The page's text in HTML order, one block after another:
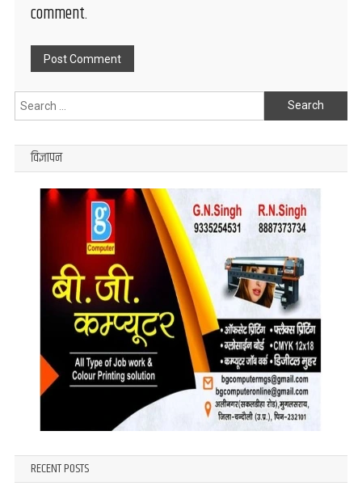
comment.
Search
for:
विज्ञापन
RECENT POSTS